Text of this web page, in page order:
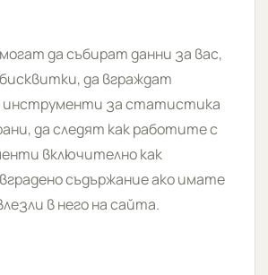
да събират данни за вас,
да вграждат
инструменти за статистика
да следят как работите с
включително как
съдържание ако имате
в него на сайта.